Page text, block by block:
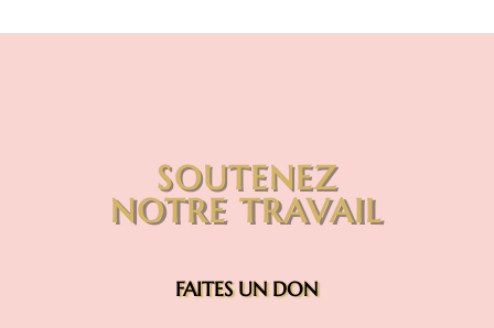
SOUTENEZ
NOTRE TRAVAIL
FAITES UN DON